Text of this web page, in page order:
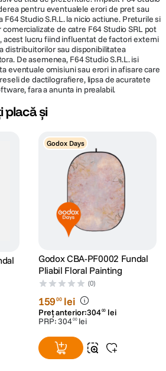
pentru eventualele erori de pret sau
Studio S.R.L. la nicio actiune. Preturile si
de catre F64 Studio SRL pot
acest lucru fiind influentat de factori externi
distribuitorilor sau disponibilitatea
De asemenea, F64 Studio S.R.L. isi
eventuale omisiuni sau erori in afisare care
de dactilografiere, lipsa de acuratete
fara a anunta in prealabil.
placă și
Godox Days
Godox CBA-PF0002 Fundal
Pliabil Floral Painting
(0)
15900 lei
Preț anterior:30400 lei
PRP:30400 lei